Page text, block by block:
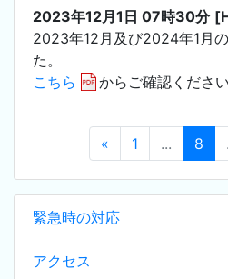
緊急時の対応
アクセス
2023年12月1日 07時30分
2023年12月及び2024年1月
た。
こちら
からご確認ください
« 1 ... 8